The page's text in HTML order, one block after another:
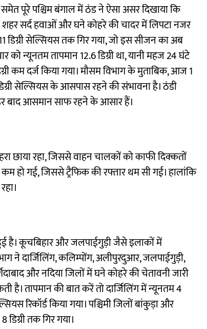
पूरे पश्चिम बंगाल में ठंड ने ऐसा असर दिखाया कि
सर्द हवाओं और घने कोहरे की चादर में लिपटा नजर
डिग्री सेल्सियस तक गिर गया, जो इस सीजन का अब
न्यूनतम तापमान 12.6 डिग्री था, यानी महज 24 घंटे
कम दर्ज किया गया। मौसम विभाग के मुताबिक, आज 1
सेल्सियस के आसपास रहने की संभावना है। ठंडी
बाद आसमान साफ रहने के आसार हैं।
छाया रहा, जिससे वाहन चालकों को काफी दिक्कतों
हो गई, जिससे ट्रैफिक की रफ्तार थम सी गई। हालांकि
है। कूचबिहार और जलपाईगुड़ी जैसे इलाकों में
ने दार्जिलिंग, कलिम्पोंग, अलीपुरदुआर, जलपाईगुड़ी,
और नदिया जिलों में घने कोहरे की चेतावनी जारी
है। तापमान की बात करें तो दार्जिलिंग में न्यूनतम 4
रिकॉर्ड किया गया। पश्चिमी जिलों बांकुड़ा और
तक गिर गया।